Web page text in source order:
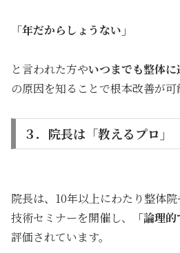
「年だからしょうない」
と言われた方やいつまでも整体
の原因を知ることで根本改善が可
３．院長は「教えるプロ」
院長は、10年以上にわたり整体
技術セミナーを開催し、
「論理
評価されています。